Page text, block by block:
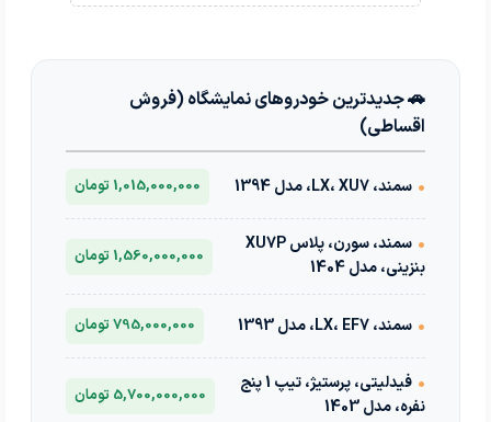
🚗 جدیدترین خودروهای نمایشگاه (فروش
اقساطی)
• سمند، LX، XU7، مدل 1394 1,015,000,000 تومان
•
سمند، سورن، پلاس XU7P
بنزینی، مدل 1404
1,560,000,000 تومان
• سمند، LX، EF7، مدل 1393 795,000,000 تومان
•
فیدلیتی، پرستیژ، تیپ 1 پنج
نفره، مدل 1403
5,700,000,000 تومان